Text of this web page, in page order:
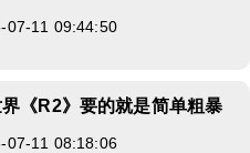
07-11 09:44:50
《R2》要的就是简单粗暴
07-11 08:18:06